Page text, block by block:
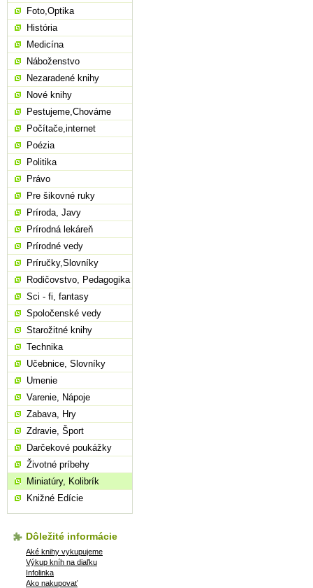
Foto,Optika
História
Medicína
Náboženstvo
Nezaradené knihy
Nové knihy
Pestujeme,Chováme
Počítače,internet
Poézia
Politika
Právo
Pre šikovné ruky
Príroda, Javy
Prírodná lekáreň
Prírodné vedy
Príručky,Slovníky
Rodičovstvo, Pedagogika
Sci - fi, fantasy
Spoločenské vedy
Starožitné knihy
Technika
Učebnice, Slovníky
Umenie
Varenie, Nápoje
Zabava, Hry
Zdravie, Šport
Darčekové poukážky
Životné príbehy
Miniatúry, Kolibrík
Knižné Edície
Dôležité informácie
Aké knihy vykupujeme
Výkup kníh na diaľku
Infolinka
Ako nakupovať